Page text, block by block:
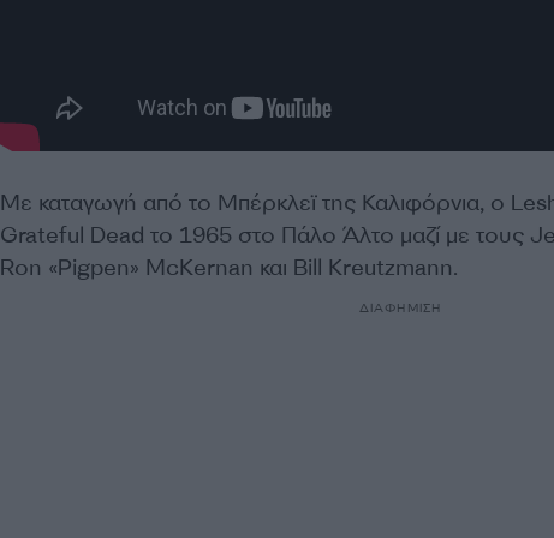
Με καταγωγή από το Μπέρκλεϊ της Καλιφόρνια, ο
Grateful Dead το 1965 στο Πάλο Άλτο μαζί με τους
Ron «Pigpen» McKernan και Bill Kreutzmann.
ΔΙΑΦΗΜΙΣΗ